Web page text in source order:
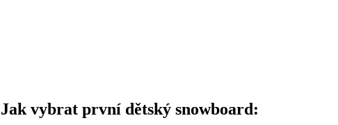
Jak vybrat první dětský snowboard: